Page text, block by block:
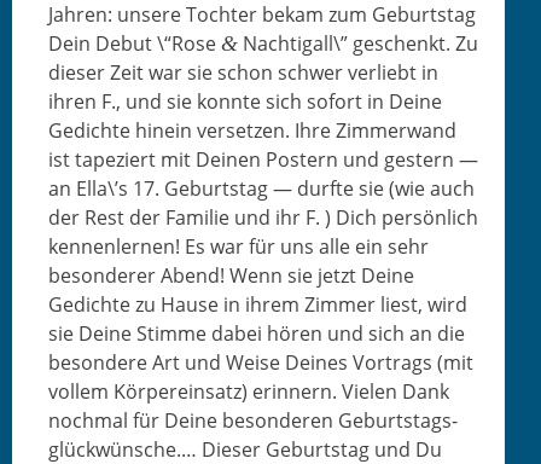
Jahren: unsere Tochter bekam zum Geburt­stag
Dein Debut \“Rose & Nachti­gall\” geschenkt. Zu
dieser Zeit war sie schon schw­er ver­liebt in
ihren F., und sie kon­nte sich sofort in Deine
Gedichte hinein ver­set­zen. Ihre Zim­mer­wand
ist tapeziert mit Deinen Postern und gestern —
an Ella\’s 17. Geburt­stag — durfte sie (wie auch
der Rest der Fam­i­lie und ihr F. ) Dich per­sön­lich
ken­nen­ler­nen! Es war für uns alle ein sehr
beson­der­er Abend! Wenn sie jet­zt Deine
Gedichte zu Hause in ihrem Zim­mer liest, wird
sie Deine Stimme dabei hören und sich an die
beson­dere Art und Weise Deines Vor­trags (mit
vollem Kör­pere­in­satz) erin­nern. Vie­len Dank
nochmal für Deine beson­deren Geburt­stags­
glück­wün­sche.… Dieser Geburt­stag und Du